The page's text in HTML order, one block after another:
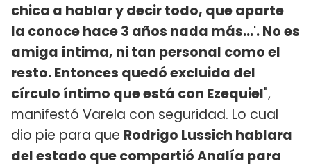
chica a hablar y decir todo, que aparte
la conoce hace 3 años nada más...'. No es
amiga íntima, ni tan personal como el
resto. Entonces quedó excluida del
círculo íntimo que está con Ezequiel",
manifestó Varela con seguridad. Lo cual
dio pie para que Rodrigo Lussich hablara
del estado que compartió Analía para